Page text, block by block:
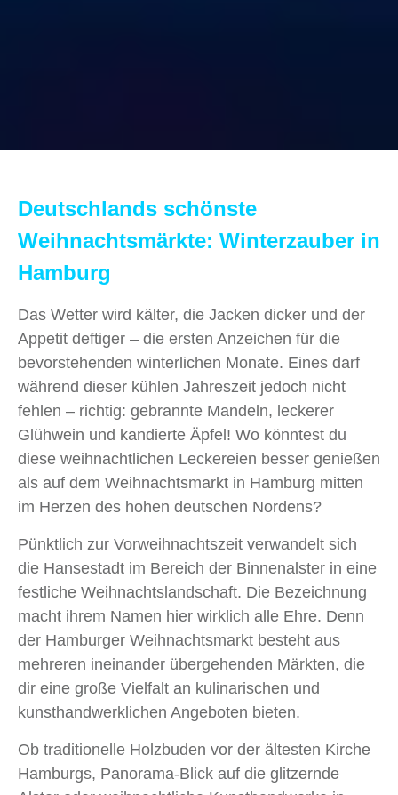
Deutschlands schönste
Weihnachtsmärkte: Winterzauber in
Hamburg
Das Wetter wird kälter, die Jacken dicker und der
Appetit deftiger – die ersten Anzeichen für die
bevorstehenden winterlichen Monate. Eines darf
während dieser kühlen Jahreszeit jedoch nicht
fehlen – richtig: gebrannte Mandeln, leckerer
Glühwein und kandierte Äpfel! Wo könntest du
diese weihnachtlichen Leckereien besser genießen
als auf dem Weihnachtsmarkt in Hamburg mitten
im Herzen des hohen deutschen Nordens?
Pünktlich zur Vorweihnachtszeit verwandelt sich
die Hansestadt im Bereich der Binnenalster in eine
festliche Weihnachtslandschaft. Die Bezeichnung
macht ihrem Namen hier wirklich alle Ehre. Denn
der Hamburger Weihnachtsmarkt besteht aus
mehreren ineinander übergehenden Märkten, die
dir eine große Vielfalt an kulinarischen und
kunsthandwerklichen Angeboten bieten.
Ob traditionelle Holzbuden vor der ältesten Kirche
Hamburgs, Panorama-Blick auf die glitzernde